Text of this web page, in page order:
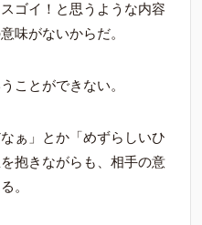
ゴイ！と思うような内容
味がないからだ。
ことができない。
ぁ」とか「めずらしいひ
抱きながらも、相手の意
。